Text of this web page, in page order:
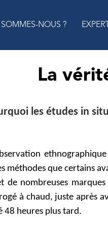
NOUS ?
La
les études in
méthodes que certains
de nombreuses
à chaud, juste après
48 heures plus tard.